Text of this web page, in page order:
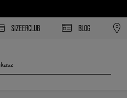
SIZEERCLUB BLOG